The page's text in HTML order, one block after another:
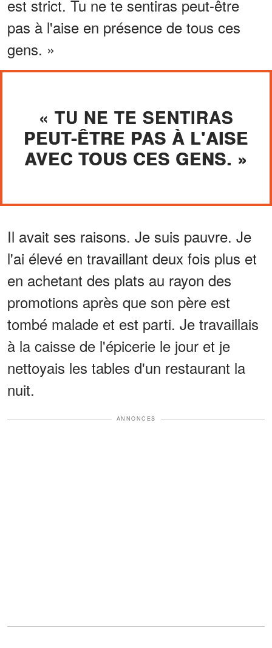
est strict. Tu ne te sentiras peut-être
pas à l'aise en présence de tous ces
gens. »
« TU NE TE SENTIRAS
PEUT-ÊTRE PAS À L'AISE
AVEC TOUS CES GENS. »
Il avait ses raisons. Je suis pauvre. Je
l'ai élevé en travaillant deux fois plus et
en achetant des plats au rayon des
promotions après que son père est
tombé malade et est parti. Je travaillais
à la caisse de l'épicerie le jour et je
nettoyais les tables d'un restaurant la
nuit.
ANNONCES